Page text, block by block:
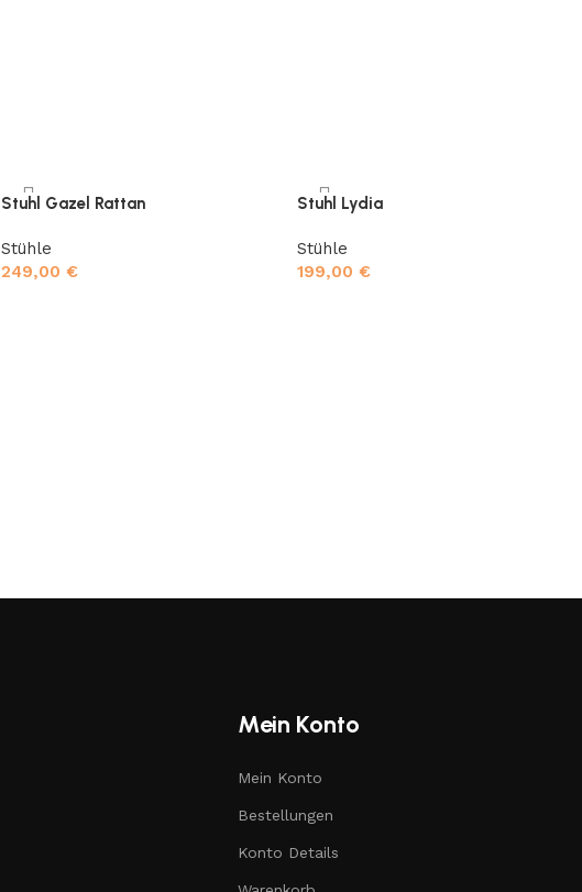
Stuhl Gazel Rattan
Stühle
249,00€
Stuhl Lydia
Stühle
199,00€
Mein Konto
Mein Konto
Bestellungen
Konto Details